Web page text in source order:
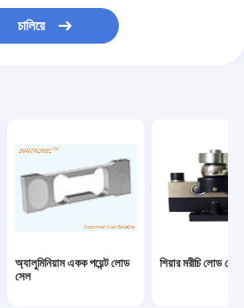
চালিয়ে
অ্যালুমিনিয়াম একক পয়েন্ট লোড
সেল
শিয়ার মরীচি লোড সেল